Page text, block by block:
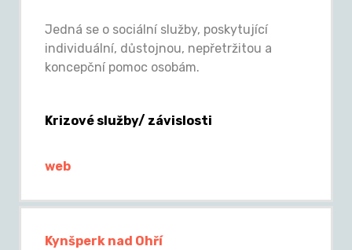
Jedná se o sociální služby, poskytující
individuální, důstojnou, nepřetržitou a
koncepční pomoc osobám.
Krizové služby/ závislosti
web
Kynšperk nad Ohří